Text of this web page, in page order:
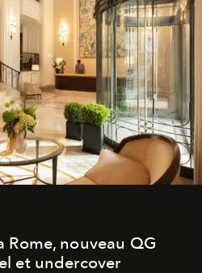
nouveau QG
et undercover